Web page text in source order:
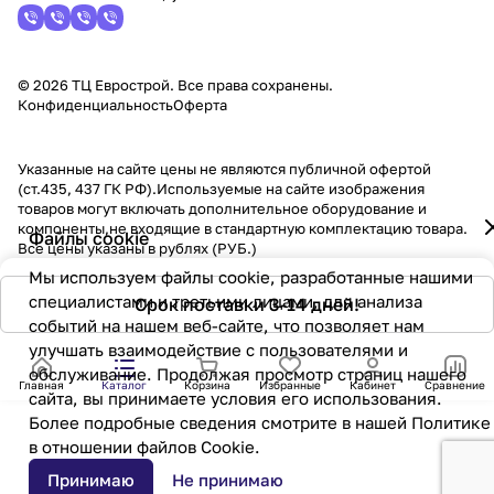
Срок поставки 3-14 дней!
Главная Каталог Корзина Избранные Кабинет Сравнение
Файлы cookie
Мы используем файлы cookie, разработанные нашими
специалистами и третьими лицами, для анализа
событий на нашем веб-сайте, что позволяет нам
улучшать взаимодействие с пользователями и
обслуживание. Продолжая просмотр страниц нашего
сайта, вы принимаете условия его использования.
Более подробные сведения смотрите в нашей Политике
в отношении файлов Cookie.
Принимаю
Не принимаю
© 2026 ТЦ Еврострой. Все права сохранены.
КонфиденциальностьОферта
Указанные на сайте цены не являются публичной офертой
(ст.435, 437 ГК РФ).Используемые на сайте изображения
товаров могут включать дополнительное оборудование и
компоненты,не входящие в стандартную комплектацию товара.
Все цены указаны в рублях (PУБ.)